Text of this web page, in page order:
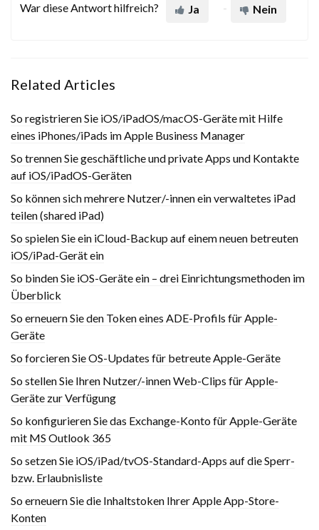
War diese Antwort hilfreich? Ja Nein
Related Articles
So registrieren Sie iOS/iPadOS/macOS-Geräte mit Hilfe
eines iPhones/iPads im Apple Business Manager
So trennen Sie geschäftliche und private Apps und Kontakte
auf iOS/iPadOS-Geräten
So können sich mehrere Nutzer/-innen ein verwaltetes iPad
teilen (shared iPad)
So spielen Sie ein iCloud-Backup auf einem neuen betreuten
iOS/iPad-Gerät ein
So binden Sie iOS-Geräte ein – drei Einrichtungsmethoden im
Überblick
So erneuern Sie den Token eines ADE-Profils für Apple-
Geräte
So forcieren Sie OS-Updates für betreute Apple-Geräte
So stellen Sie Ihren Nutzer/-innen Web-Clips für Apple-
Geräte zur Verfügung
So konfigurieren Sie das Exchange-Konto für Apple-Geräte
mit MS Outlook 365
So setzen Sie iOS/iPad/tvOS-Standard-Apps auf die Sperr-
bzw. Erlaubnisliste
So erneuern Sie die Inhaltstoken Ihrer Apple App-Store-
Konten